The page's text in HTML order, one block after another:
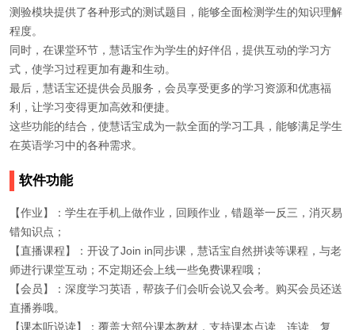
测验模块提供了各种形式的测试题目，能够全面检测学生的知识理解
程度。
同时，在课堂环节，慧话宝作为学生的好伴侣，提供互动的学习方
式，使学习过程更加有趣和生动。
最后，慧话宝还提供会员服务，会员享受更多的学习资源和优惠福
利，让学习变得更加高效和便捷。
这些功能的结合，使慧话宝成为一款全面的学习工具，能够满足学生
在英语学习中的各种需求。
软件功能
【作业】：学生在手机上做作业，回顾作业，错题举一反三，消灭易
错知识点；
【直播课程】：开设了Join in同步课，慧话宝自然拼读等课程，与老
师进行课堂互动；不定期还会上线一些免费课程哦；
【会员】：深度学习英语，帮孩子们会听会说又会考。购买会员还送
直播券哦。
【课本听说读】：覆盖大部分课本教材，支持课本点读、连读、复